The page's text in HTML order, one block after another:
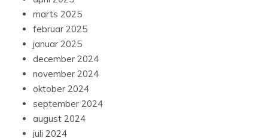
marts 2025
februar 2025
januar 2025
december 2024
november 2024
oktober 2024
september 2024
august 2024
juli 2024